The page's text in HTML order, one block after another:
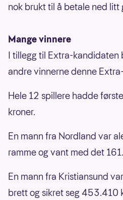
nok brukt til å betale ned litt
Mange vinnere
I tillegg til Extra-kandidaten
andre vinnerne denne
Hele 12 spillere hadde
kroner.
En mann fra Nordland var
ramme og vant med det
En mann fra Kristiansund
brett og sikret seg 453.410